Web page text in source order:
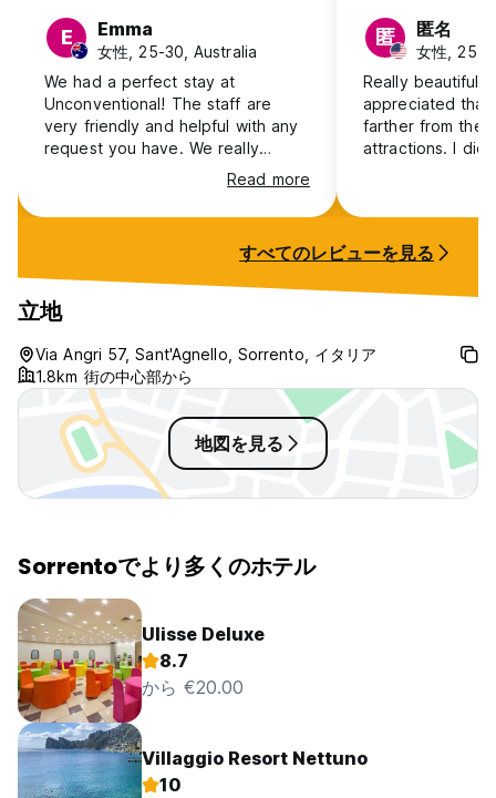
E Emma
女性, 25-30, Australia
We had a perfect stay at
Unconventional! The staff are
very friendly and helpful with any
request you have. We really
appreciated the shuttle service to
and from Sorrento, and help with
booking ferry tickets. Breakfast
the staff allowed us to stay by the
pool after checking out for a few
hours. The room was spotless and
comfortable. Would definitely stay
again next time I’m in Sorrento!
Read more
匿 匿名
女性, 25-
Really beautiful
appreciated
farther from the
attractions. I
into the center
going to and
in advance!
すべてのレビューを見る
立地
Via Angri 57, Sant'Agnello, Sorrento, イタリア
1.8km 街の中心部から
地図を見る
Sorrentoでより多くのホテル
Ulisse Deluxe
8.7
から €20.00
Villaggio Resort Nettuno
10